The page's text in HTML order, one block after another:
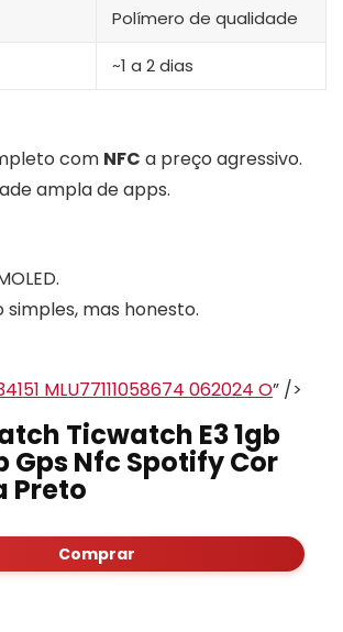
Polímero de qualidade
~1 a 2 dias
com NFC a preço agressivo.
ampla de apps.
mas honesto.
” />
Ticwatch E3 1gb
Gps Nfc Spotify Cor
Preto
Comprar